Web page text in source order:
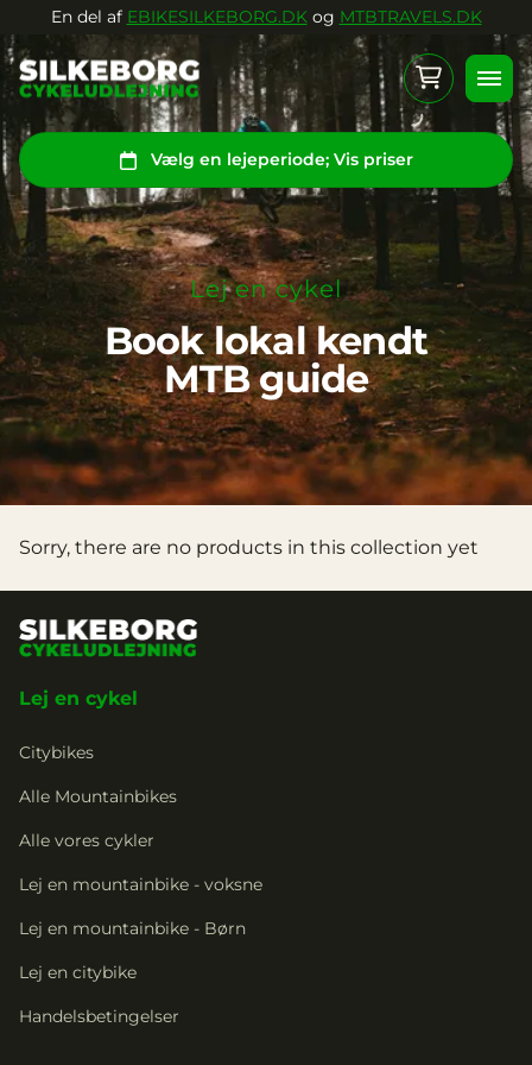
En del af EBIKESILKEBORG.DKog MTBTRAVELS.DK
Dansk
Lej en cykel
Book lokal kendt
MTB guide
Sorry, there are no products in this collection yet
Lej en cykel
Citybikes
Alle Mountainbikes
Alle vores cykler
Lej en mountainbike - voksne
Lej en mountainbike - Børn
Lej en citybike
Handelsbetingelser